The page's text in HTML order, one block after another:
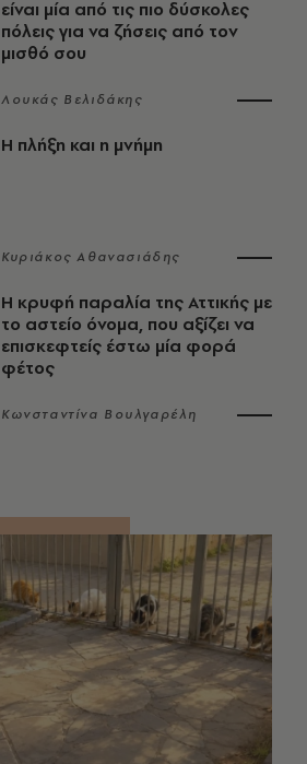
είναι μία από τις πιο δύσκολες
πόλεις για να ζήσεις από τον
μισθό σου
Λουκάς Βελιδάκης
Η πλήξη και η μνήμη
Κυριάκος Αθανασιάδης
Η κρυφή παραλία της Αττικής με
το αστείο όνομα, που αξίζει να
επισκεφτείς έστω μία φορά
φέτος
Κωνσταντίνα Βουλγαρέλη